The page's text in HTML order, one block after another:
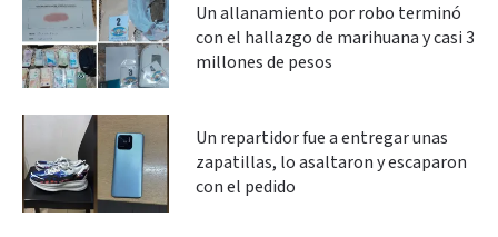
Un allanamiento por robo terminó
con el hallazgo de marihuana y casi 3
millones de pesos
Un repartidor fue a entregar unas
zapatillas, lo asaltaron y escaparon
con el pedido